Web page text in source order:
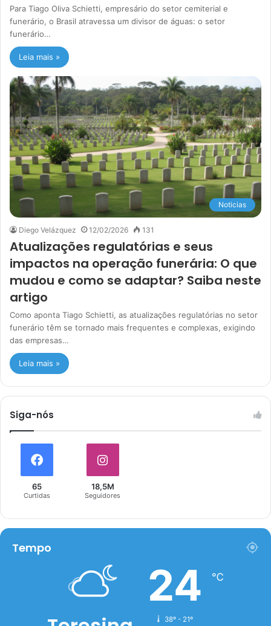
Para Tiago Oliva Schietti, empresário do setor cemiterial e
funerário, o Brasil atravessa um divisor de águas: o setor
funerário…
Leia mais »
Noticias
Diego Velázquez 12/02/2026 131
Atualizações regulatórias e seus
impactos na operação funerária: O que
mudou e como se adaptar? Saiba neste
artigo
Como aponta Tiago Schietti, as atualizações regulatórias no setor
funerário têm se tornado mais frequentes e complexas, exigindo
das empresas…
Leia mais »
Siga-nós
65
Curtidas
18,5M
Seguidores
Tempo
24 ℃
38º - 21º